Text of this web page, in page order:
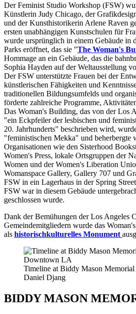
Der Feminist Studio Workshop (FSW)
Künstlerin Judy Chicago, der
und der Kunsthistorikerin Arlene Raven
ersten unabhängigen Kunstschulen für
wurde ursprünglich in einem Gebäude in
Parks eröffnet, das sie "The Woman's
Hommage an ein Gebäude, das die
Sophia Hayden auf der Weltausstellung
Der FSW unterstützte Frauen bei der
künstlerischen Fähigkeiten und
traditionellen Bildungsumfelds und
förderte zahlreiche Programme,
Das Woman's Building, das von der Los
"ein Eckpfeiler der lesbischen und
20. Jahrhunderts" beschrieben wird,
"feministischen Mekka" und beherbergte
Organisationen wie den Sisterhood
Women's Press, lokale Ortsgruppen der
Women und der Women's Liberation
Womanspace Gallery, Gallery 707 und
FSW in ein Lagerhaus in der Spring
FSW war in diesem Gebäude
geschlossen wurde.
Dank der Bemühungen der Los Angeles
Gemeindemitgliedern wurde das
als historischkulturelles Monument
Timeline at Biddy Mason Memorial
Daniel Djang
BIDDY MASON